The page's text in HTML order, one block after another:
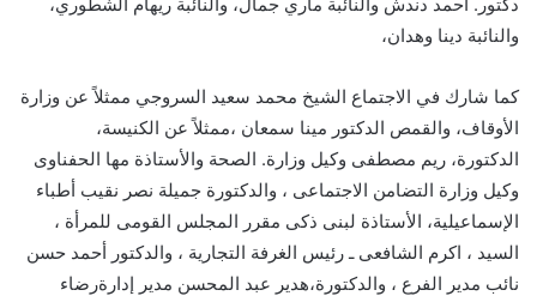
والنائبة دينا وهدان،
كما شارك في الاجتماع الشيخ محمد سعيد السروجي ممثلاً عن وزارة
الأوقاف، والقمص الدكتور مينا سمعان ،ممثلاً عن الكنيسة،
الدكتورة، ريم مصطفى وكيل وزارة. الصحة والأستاذة مها الحفناوى
وكيل وزارة التضامن الاجتماعى ، والدكتورة جميلة نصر نقيب أطباء
الإسماعيلية، الأستاذة لبنى ذكى مقرر المجلس القومى للمرأة ،
السيد ، اكرم الشافعى ـ رئيس الغرفة التجارية ، والدكتور أحمد حسن
نائب مدير الفرع ، والدكتورة،هدير عبد المحسن مدير إدارةرضاء